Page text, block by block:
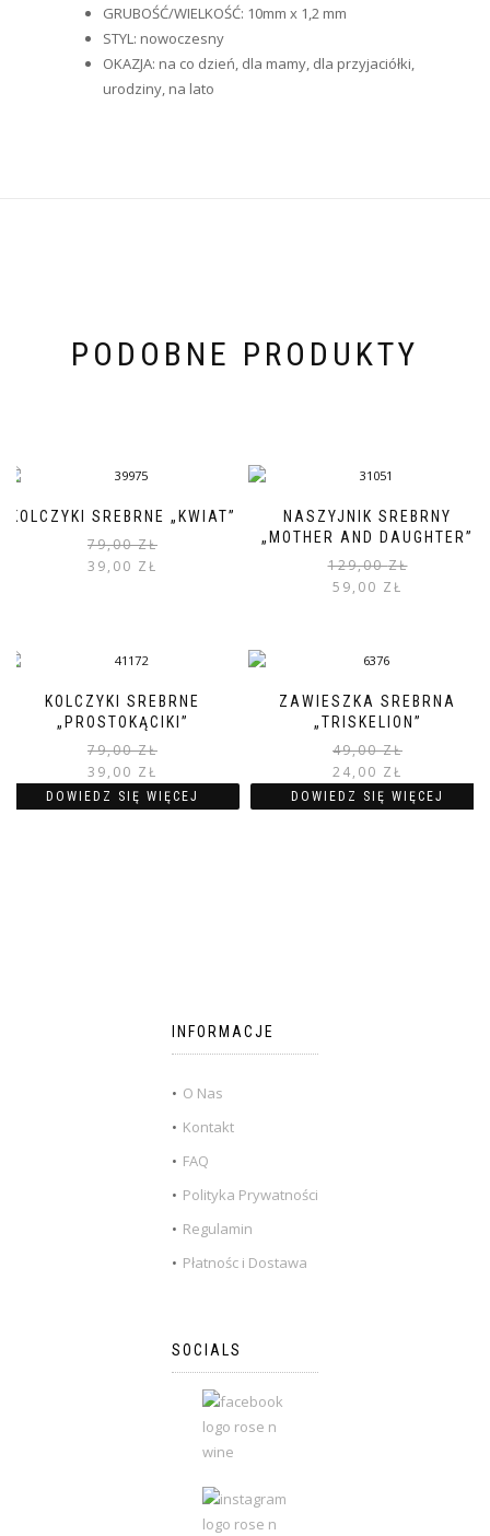
GRUBOŚĆ/WIELKOŚĆ: 10mm x 1,2 mm
STYL: nowoczesny
OKAZJA: na co dzień, dla mamy, dla przyjaciółki,
urodziny, na lato
PODOBNE PRODUKTY
KOLCZYKI SREBRNE „KWIAT”
79,00ZŁ
39,00 ZŁ
NASZYJNIK SREBRNY
„MOTHER AND DAUGHTER”
129,00ZŁ
59,00 ZŁ
KOLCZYKI SREBRNE
„PROSTOKĄCIKI”
79,00ZŁ
39,00 ZŁ
DOWIEDZ SIĘ WIĘCEJ
ZAWIESZKA SREBRNA
„TRISKELION”
49,00ZŁ
24,00 ZŁ
DOWIEDZ SIĘ WIĘCEJ
INFORMACJE
O Nas
Kontakt
FAQ
Polityka Prywatności
Regulamin
Płatnośc i Dostawa
SOCIALS